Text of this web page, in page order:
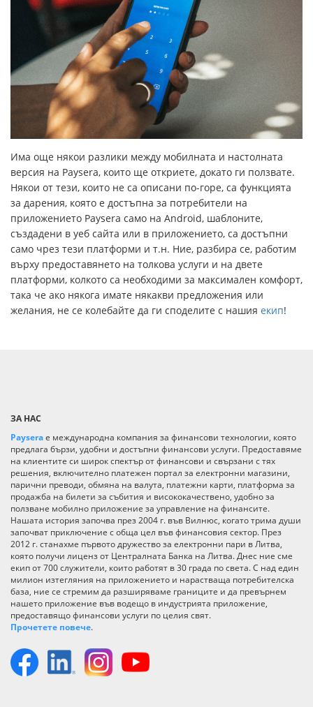
Има още някои разлики между мобилната и настолната
версия на Paysera, които ще откриете, докато ги ползвате.
Някои от тези, които не са описани по-горе, са функцията
за дарения, която е достъпна за потребители на
приложението Paysera само на Android, шаблоните,
създадени в уеб сайта или в приложението, са достъпни
само чрез тези платформи и т.н. Ние, разбира се, работим
върху предоставянето на толкова услуги и на двете
платформи, колкото са необходими за максимален комфорт,
така че ако някога имате някакви предложения или
желания, не се колебайте да ги споделите с нашия екип!
ЗА НАС
Payseraе международна компания за финансови технологии, която
предлага бързи, удобни и достъпни финансови услуги. Предоставяме
на клиентите си широк спектър от финансови и свързани с тях
решения, включително платежен портал за електронни магазини,
парични преводи, обмяна на валута, платежни карти, платформа за
продажба на билети за събития и висококачествено, удобно за
ползване мобилно приложение за управление на финансите.
Нашата история започва през 2004 г. във Вилнюс, когато трима души
започват приключение с обща цел във финансовия сектор. През
2012 г. станахме първото дружество за електронни пари в Литва,
която получи лиценз от Централната Банка на Литва. Днес ние сме
екип от 700 служители, които работят в 30 града по света. С над един
милион изтегляния на приложението и нарастваща потребителска
база, ние се стремим да разширяваме границите и да превърнем
нашето приложение във водещо в индустрията приложение,
предоставящо финансови услуги по целия свят.
Прочетете повече.